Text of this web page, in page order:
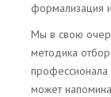
формализация
Мы в свою
методика
профессионала
может